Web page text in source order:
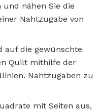
nähen Sie die
Nahtzugabe von
auf die gewünschte
Quilt mithilfe der
Nahtzugaben zu
mit Seiten aus,